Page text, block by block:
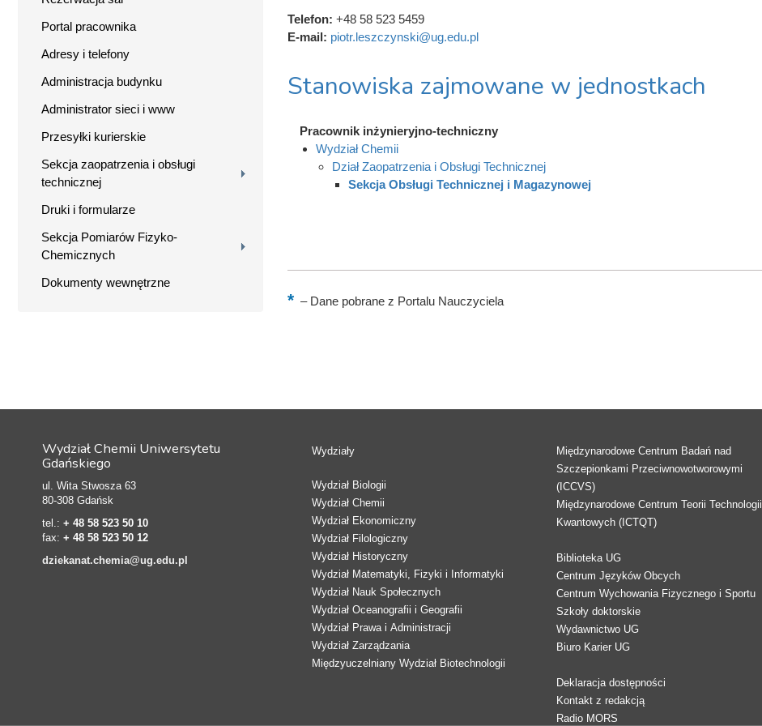
Portal pracownika
Adresy i telefony
Administracja budynku
Administrator sieci i www
Przesyłki kurierskie
Sekcja zaopatrzenia i obsługi
technicznej
Druki i formularze
Sekcja Pomiarów Fizyko-
Chemicznych
Dokumenty wewnętrzne
Telefon: +48 58 523 5459
E-mail: piotr.leszczynski@ug.edu.pl
Stanowiska zajmowane w jednostkach
Pracownik inżynieryjno-techniczny
Wydział Chemii
Dział Zaopatrzenia i Obsługi Technicznej
Sekcja Obsługi Technicznej i Magazynowej
–Dane pobrane z Portalu Nauczyciela
Wydział Chemii Uniwersytetu
Gdańskiego
ul. Wita Stwosza 63
80-308 Gdańsk
tel.: + 48 58 523 50 10
fax: + 48 58 523 50 12
dziekanat.chemia@ug.edu.pl
Wydziały
Wydział Biologii
Wydział Chemii
Wydział Ekonomiczny
Wydział Filologiczny
Wydział Historyczny
Wydział Matematyki, Fizyki i Informatyki
Wydział Nauk Społecznych
Wydział Oceanografii i Geografii
Wydział Prawa i Administracji
Wydział Zarządzania
Międzyuczelniany Wydział Biotechnologii
Międzynarodowe Centrum Badań nad
Szczepionkami Przeciwnowotworowymi
(ICCVS)
Międzynarodowe Centrum Teorii Technologii
Kwantowych (ICTQT)
Biblioteka UG
Centrum Języków Obcych
Centrum Wychowania Fizycznego i Sportu
Szkoły doktorskie
Wydawnictwo UG
Biuro Karier UG
Deklaracja dostępności
Kontakt z redakcją
Radio MORS